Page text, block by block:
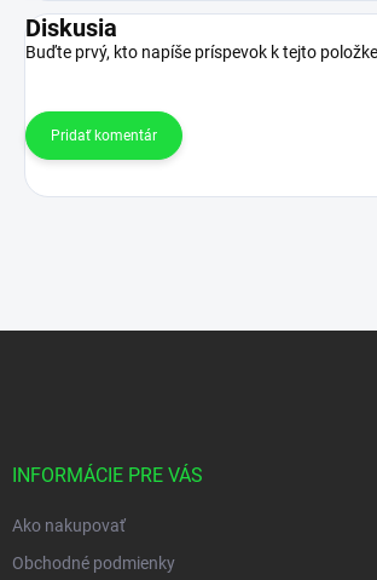
Diskusia
Buďte prvý, kto napíše príspevok k tejto
Pridať komentár
INFORMÁCIE PRE VÁS
Ako nakupovať
Obchodné podmienky